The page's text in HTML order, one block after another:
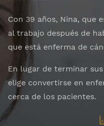
Con 39 años, Nina, que
al trabajo después de
que está enferma de
En lugar de terminar
elige convertirse en
cerca de los pacientes.